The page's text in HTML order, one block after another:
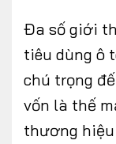
Đa số giới
tiêu dùng ô
chú trọng
vốn là thế
thương hiệu